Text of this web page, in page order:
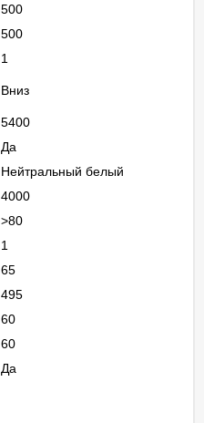
500
500
1
Вниз
5400
Да
Нейтральный белый
4000
>80
1
65
495
60
60
Да